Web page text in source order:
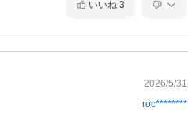
いいね 3
2026/5/31
roc********